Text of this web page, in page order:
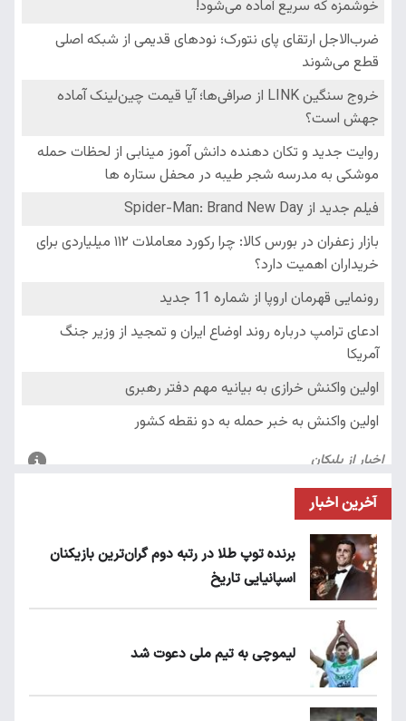
آخرین اخبار
برنده توپ طلا در رتبه دوم گران‌ترین بازیکنان
اسپانیایی تاریخ
لیموچی به تیم ملی دعوت شد